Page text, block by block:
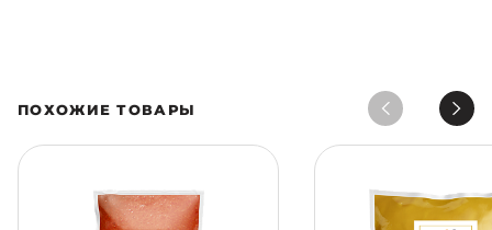
ПОХОЖИЕ ТОВАРЫ